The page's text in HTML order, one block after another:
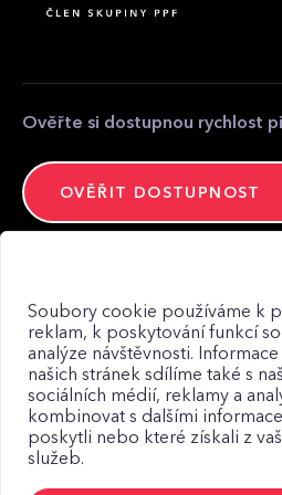
Partnerská zóna
Kontakt
Ověřte si dostupnou rychlost
OVĚŘIT DOSTUPNOST
Mapa webu
Zásady zpracování osobních
Soubory cookie používáme k
reklam, k poskytování funkcí
analýze návštěvnosti.
našich stránek sdílíme také s
sociálních médií, reklamy a
kombinovat s dalšími
poskytli nebo které získali z
služeb.